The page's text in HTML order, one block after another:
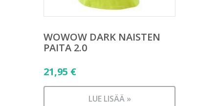
WOWOW DARK NAISTEN
PAITA 2.0
21,95 €
LUE LISÄÄ »